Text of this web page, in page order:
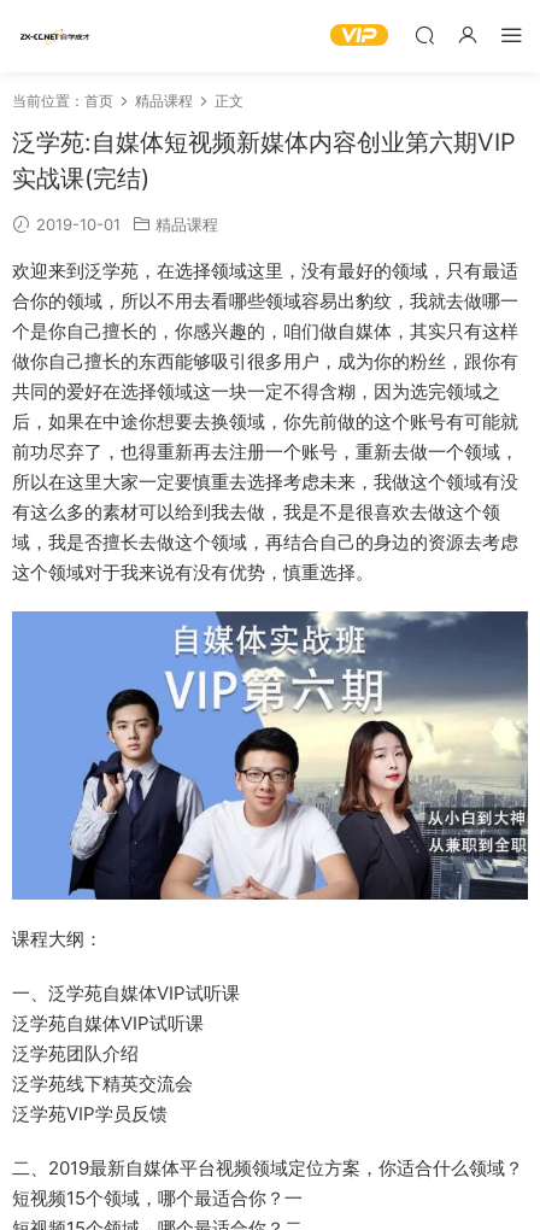
当前位置： 首页 精品课程 正文
泛学苑:自媒体短视频新媒体内容创业第六期VIP
实战课(完结)
2019-10-01 精品课程
欢迎来到泛学苑，在选择领域这里，没有最好的领域，只有最适
合你的领域，所以不用去看哪些领域容易出豹纹，我就去做哪一
个是你自己擅长的，你感兴趣的，咱们做自媒体，其实只有这样
做你自己擅长的东西能够吸引很多用户，成为你的粉丝，跟你有
共同的爱好在选择领域这一块一定不得含糊，因为选完领域之
后，如果在中途你想要去换领域，你先前做的这个账号有可能就
前功尽弃了，也得重新再去注册一个账号，重新去做一个领域，
所以在这里大家一定要慎重去选择考虑未来，我做这个领域有没
有这么多的素材可以给到我去做，我是不是很喜欢去做这个领
域，我是否擅长去做这个领域，再结合自己的身边的资源去考虑
这个领域对于我来说有没有优势，慎重选择。
课程大纲：
一、泛学苑自媒体VIP试听课
泛学苑自媒体VIP试听课
泛学苑团队介绍
泛学苑线下精英交流会
泛学苑VIP学员反馈
二、2019最新自媒体平台视频领域定位方案，你适合什么领域？
短视频15个领域，哪个最适合你？一